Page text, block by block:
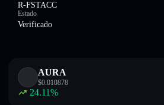
R-FSTACC
Estado
Verificado
AURA
$0.010878
24.11%